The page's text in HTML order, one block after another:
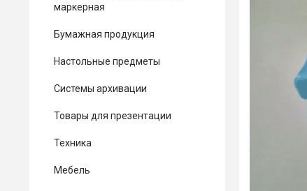
маркерная
Бумажная продукция
Настольные предметы
Системы архивации
Товары для презентации
Техника
Мебель